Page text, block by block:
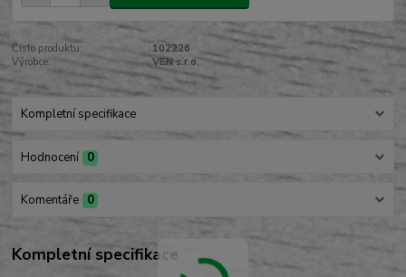
Číslo produktu:
102226
Výrobce:
VEN s.r.o.
Kompletní specifikace
Hodnocení 0
Komentáře 0
Kompletní specifikace